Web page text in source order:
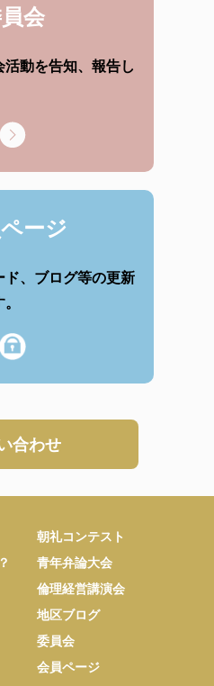
会
動を告知、報告し
ージ
、ブログ等の更新
合わせ
朝礼コンテスト
青年弁論大会
倫理経営講演会
地区ブログ
委員会
会員ページ